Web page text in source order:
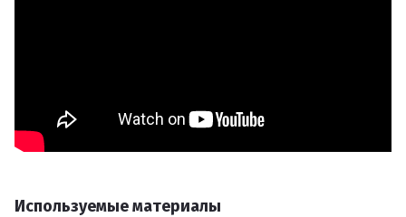
Используемые материалы